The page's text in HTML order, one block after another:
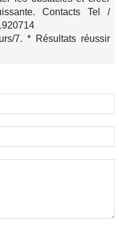
Contacts Tel /
7. * Résultats réussir